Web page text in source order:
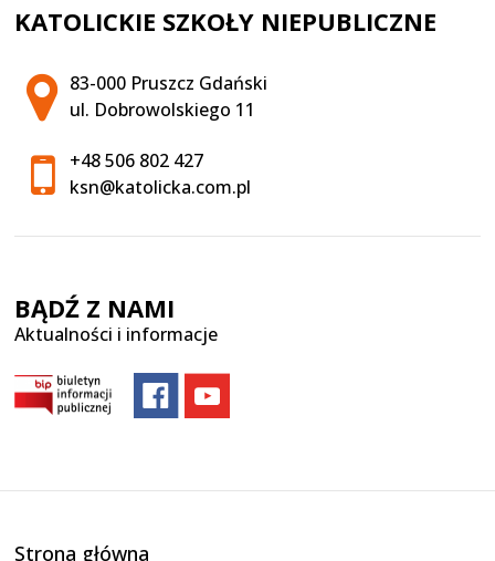
KATOLICKIE SZKOŁY NIEPUBLICZNE
Adres pocztowy:
83-000 Pruszcz Gdański
ul. Dobrowolskiego 11
+48 506 802 427
ksn@katolicka.com.pl
BĄDŹ Z NAMI
Aktualności i informacje
Strona główna